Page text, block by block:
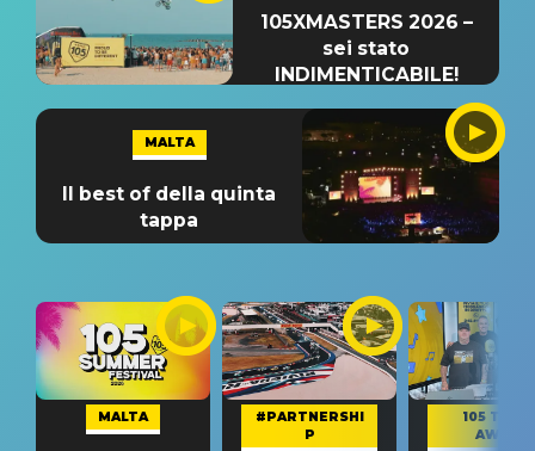
105XMASTERS 2026 –
sei stato
INDIMENTICABILE!
MALTA
Il best of della quinta
tappa
MALTA
#PARTNERSHI
P
105 TAKE
AWAY